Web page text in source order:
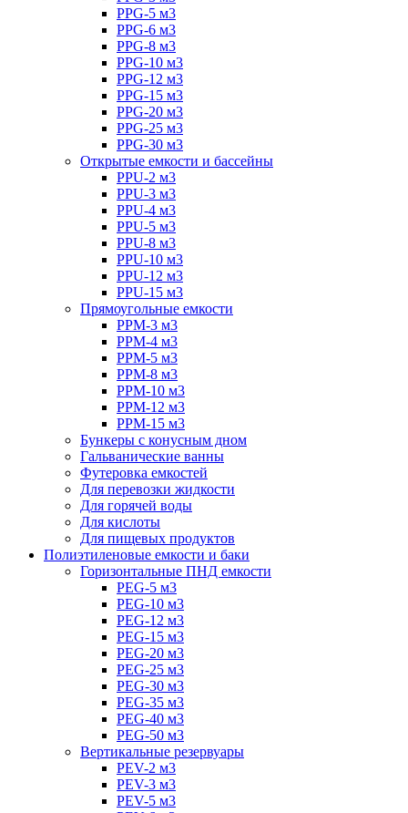
PPG-5 м3
PPG-6 м3
PPG-8 м3
PPG-10 м3
PPG-12 м3
PPG-15 м3
PPG-20 м3
PPG-25 м3
PPG-30 м3
Открытые емкости и бассейны
PPU-2 м3
PPU-3 м3
PPU-4 м3
PPU-5 м3
PPU-8 м3
PPU-10 м3
PPU-12 м3
PPU-15 м3
Прямоугольные емкости
PPM-3 м3
PPM-4 м3
PPM-5 м3
PPM-8 м3
PPM-10 м3
PPM-12 м3
PPM-15 м3
Бункеры с конусным дном
Гальванические ванны
Футеровка емкостей
Для перевозки жидкости
Для горячей воды
Для кислоты
Для пищевых продуктов
Полиэтиленовые емкости и баки
Горизонтальные ПНД емкости
PEG-5 м3
PEG-10 м3
PEG-12 м3
PEG-15 м3
PEG-20 м3
PEG-25 м3
PEG-30 м3
PEG-35 м3
PEG-40 м3
PEG-50 м3
Вертикальные резервуары
PEV-2 м3
PEV-3 м3
PEV-5 м3